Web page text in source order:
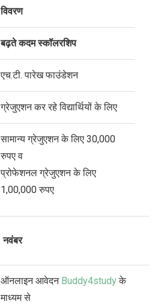
विवरण
बढ़ते कदम स्कॉलरशिप
एच.टी. पारेख फाउंडेशन
ग्रेजुएशन कर रहे विद्यार्थियों के लिए
सामान्य ग्रेजुएशन के लिए 30,000
रुपए व
प्रोफेशनल ग्रेजुएशन के लिए
1,00,000 रुपए
नवंबर
ऑनलाइन आवेदन Buddy4studyके
माध्यम से